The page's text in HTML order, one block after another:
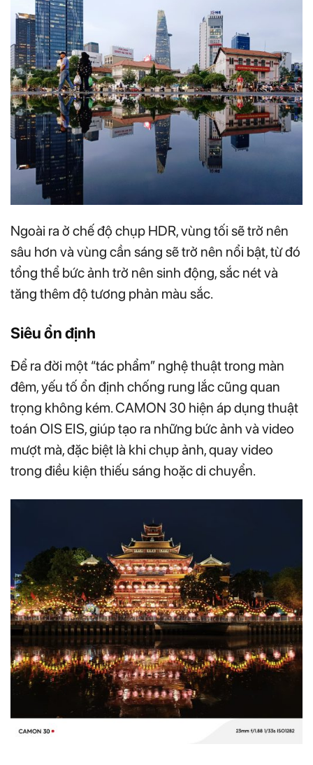
Ngoài ra ở chế độ chụp HDR, vùng tối sẽ trở nên
sâu hơn và vùng cần sáng sẽ trở nên nổi bật, từ đó
tổng thể bức ảnh trở nên sinh động, sắc nét và
tăng thêm độ tương phản màu sắc.
Siêu ổn định
Để ra đời một “tác phẩm” nghệ thuật trong màn
đêm, yếu tố ổn định chống rung lắc cũng quan
trọng không kém. CAMON 30 hiện áp dụng thuật
toán OIS EIS, giúp tạo ra những bức ảnh và video
mượt mà, đặc biệt là khi chụp ảnh, quay video
trong điều kiện thiếu sáng hoặc di chuyển.